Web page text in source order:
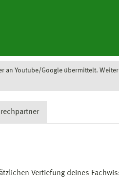
an Youtube/Google übermittelt.
Vertiefung deines